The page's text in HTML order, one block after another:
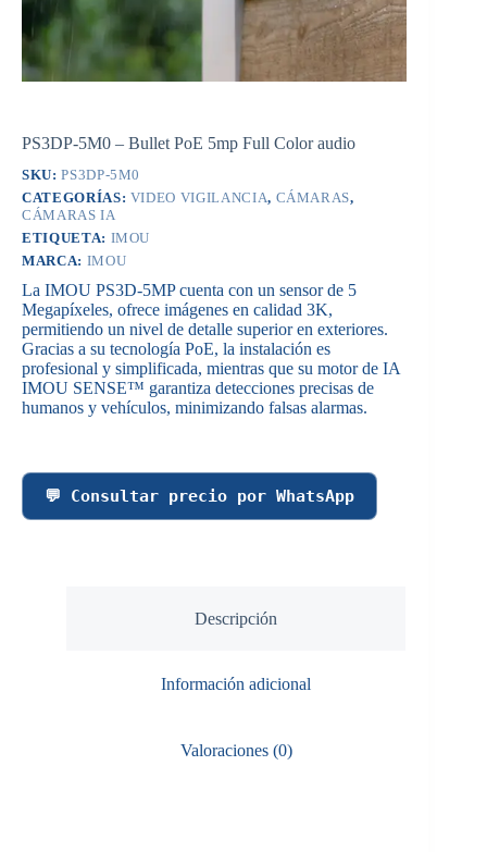
PS3DP-5M0 – Bullet PoE 5mp Full Color audio
SKU:PS3DP-5M0
CATEGORÍAS: VIDEO VIGILANCIA, CÁMARAS,
CÁMARAS IA
ETIQUETA: IMOU
MARCA: IMOU
La IMOU PS3D-5MP cuenta con un sensor de 5
Megapíxeles, ofrece imágenes en calidad 3K,
permitiendo un nivel de detalle superior en exteriores.
Gracias a su tecnología PoE, la instalación es
profesional y simplificada, mientras que su motor de IA
IMOU SENSE™ garantiza detecciones precisas de
humanos y vehículos, minimizando falsas alarmas.
💬 Consultar precio por WhatsApp
Descripción
Información adicional
Valoraciones (0)